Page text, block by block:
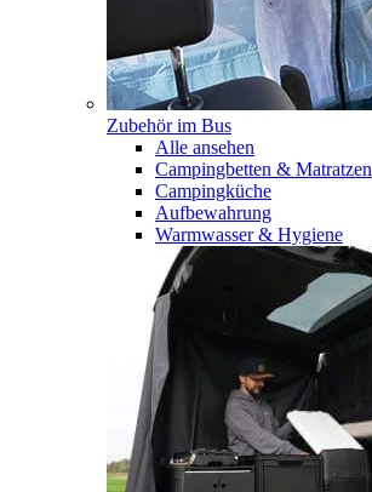
Zubehör im Bus
Alle ansehen
Campingbetten & Matratzen
Campingküche
Aufbewahrung
Warmwasser & Hygiene